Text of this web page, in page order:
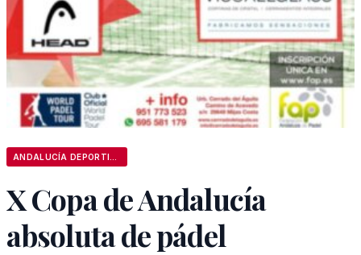
X Copa de Andalucía
absoluta de pádel